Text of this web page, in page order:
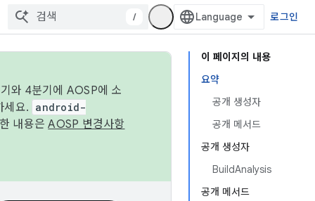
/ 로그인
이 페이지의 내용
요약
공개 생성자
공개 메서드
공개 생성자
BuildAnalysis
공개 메서드
와 4분기에 AOSP에 소
세요. android-
내용은AOSP 변경사항